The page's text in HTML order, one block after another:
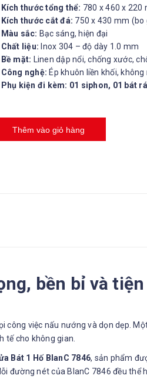
Kích thước tổng thể: 780 x 460 x 220
Kích thước cắt đá: 750 x 430 mm (bo
Màu sắc: Bạc sáng, hiện đại
Chất liệu: Inox 304 – độ dày 1.0 mm
Bề mặt: Linen dập nổi, chống xước,
Công nghệ: Ép khuôn liền khối,
Phụ kiện đi kèm: 01 siphon, 01 bát
Thêm vào giỏ hàng
bền bỉ và
công việc nấu nướng và dọn dẹp.
tế cho không gian.
Bát 1 Hố BlanC 7846, sản phẩm
đường nét của BlanC 7846 đều